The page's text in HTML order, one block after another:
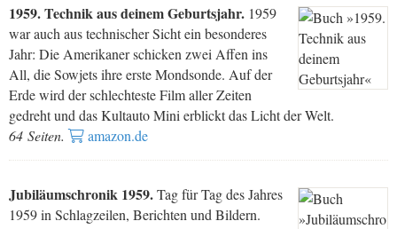
1959. Technik aus deinem Geburtsjahr. 1959
war auch aus technischer Sicht ein besonderes
Jahr: Die Amerikaner schicken zwei Affen ins
All, die Sowjets ihre erste Mondsonde. Auf der
Erde wird der schlechteste Film aller Zeiten
gedreht und das Kultauto Mini erblickt das Licht der Welt.
64 Seiten.
amazon.de
Jubiläumschronik 1959.Tag für Tag des Jahres
1959 in Schlagzeilen, Berichten und Bildern.